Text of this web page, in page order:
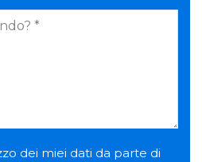
dei miei dati da parte di